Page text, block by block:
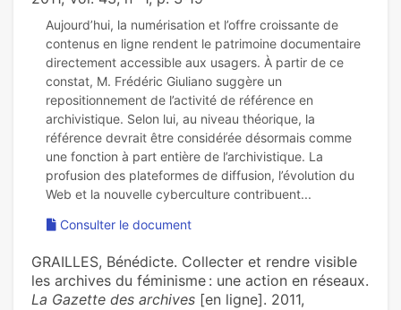
Aujourd’hui, la numérisation et l’offre croissante de
contenus en ligne rendent le patrimoine documentaire
directement accessible aux usagers. À partir de ce
constat, M. Frédéric Giuliano suggère un
repositionnement de l’activité de référence en
archivistique. Selon lui, au niveau théorique, la
référence devrait être considérée désormais comme
une fonction à part entière de l’archivistique. La
profusion des plateformes de diffusion, l’évolution du
Consulter le document
GRAILLES, Bénédicte. Collecter et rendre visible
les archives du féminisme : une action en réseaux.
La Gazette des archives [en ligne]. 2011,